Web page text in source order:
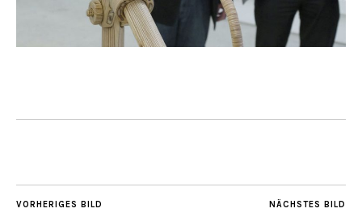
NÄCHSTES BILD
VORHERIGES BILD